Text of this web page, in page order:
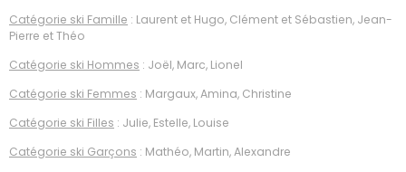
Catégorie ski Famille : Laurent et Hugo, Clément et Sébastien, Jean-
Pierre et Théo
Catégorie ski Hommes : Joël, Marc, Lionel
Catégorie ski Femmes : Margaux, Amina, Christine
Catégorie ski Filles : Julie, Estelle, Louise
Catégorie ski Garçons : Mathéo, Martin, Alexandre